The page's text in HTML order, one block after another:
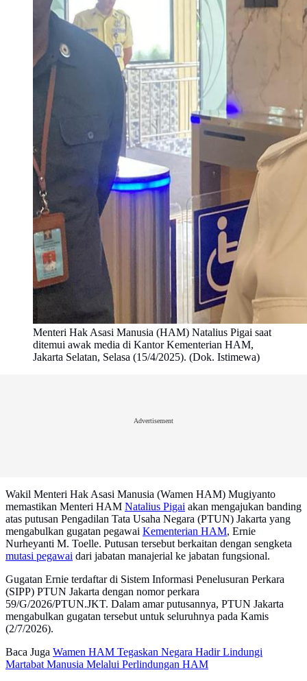
Menteri Hak Asasi Manusia (HAM) Natalius Pigai saat
ditemui awak media di Kantor Kementerian HAM,
Jakarta Selatan, Selasa (15/4/2025). (Dok. Istimewa)
Advertisement
Wakil Menteri Hak Asasi Manusia (Wamen HAM) Mugiyanto
memastikan Menteri HAM Natalius Pigai akan mengajukan banding
atas putusan Pengadilan Tata Usaha Negara (PTUN) Jakarta yang
mengabulkan gugatan pegawai Kementerian HAM, Ernie
Nurheyanti M. Toelle. Putusan tersebut berkaitan dengan sengketa
mutasi pegawai dari jabatan manajerial ke jabatan fungsional.
Gugatan Ernie terdaftar di Sistem Informasi Penelusuran Perkara
(SIPP) PTUN Jakarta dengan nomor perkara
59/G/2026/PTUN.JKT. Dalam amar putusannya, PTUN Jakarta
mengabulkan gugatan tersebut untuk seluruhnya pada Kamis
(2/7/2026).
Baca Juga Wamen HAM Tegaskan Negara Hadir Lindungi
Martabat Manusia Melalui Perlindungan HAM